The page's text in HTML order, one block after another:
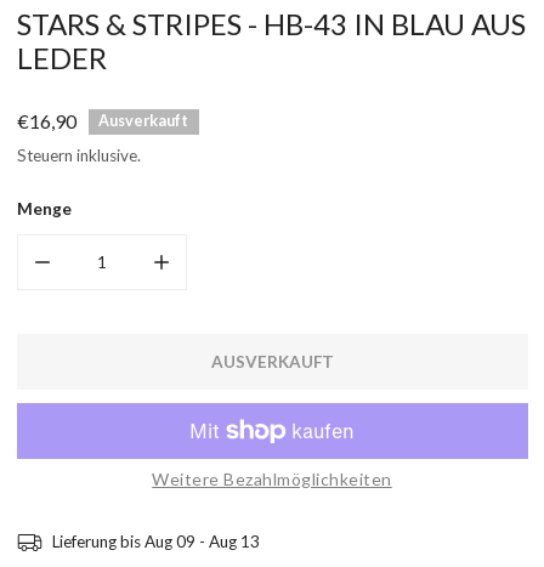
ÖFFNEN SIE MEDIEN IN DER GALERIEANSICHT
STARS & STRIPES - HB-43 IN BLAU AUS
LEDER
Regulärer
Preis
€16,90 Ausverkauft
Steuern inklusive.
Menge
AUSVERKAUFT
Weitere Bezahlmöglichkeiten
Lieferung bisAug 09 - Aug 13